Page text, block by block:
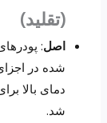
(تقلید)
اصل:
شده در
دمای بالا
شد.